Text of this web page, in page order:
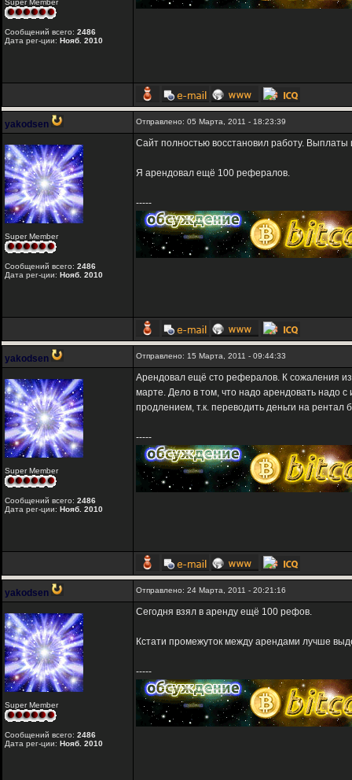
Super Member
Сообщений всего: 2486
Дата рег-ции: Нояб. 2010
yakodsen Отправлено: 05 Марта, 2011 - 18:23:39
Super Member
Сообщений всего: 2486
Дата рег-ции: Нояб. 2010
Сайт полностью восстановил работу.
Я арендовал ещё 100 рефералов.
-----
yakodsen Отправлено: 15 Марта, 2011 - 09:44:33
Super Member
Сообщений всего: 2486
Дата рег-ции: Нояб. 2010
Арендовал ещё сто рефералов. К сожаления
марте. Дело в том, что надо арендовать надо
продлением, т.к. переводить деньги на рентал
-----
yakodsen Отправлено: 24 Марта, 2011 - 20:21:16
Super Member
Сообщений всего: 2486
Дата рег-ции: Нояб. 2010
Сегодня взял в аренду ещё 100 рефов.
Кстати промежуток между арендами лучше
-----